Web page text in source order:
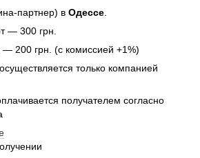
партнер) в Одессе
— 300 грн.
— 200 грн. (с комиссией +1%)
только компанией
получателем согласно